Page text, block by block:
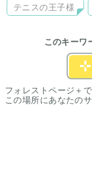
テニスの王子様
このキーワ
フォレストページ＋
この場所にあなたの